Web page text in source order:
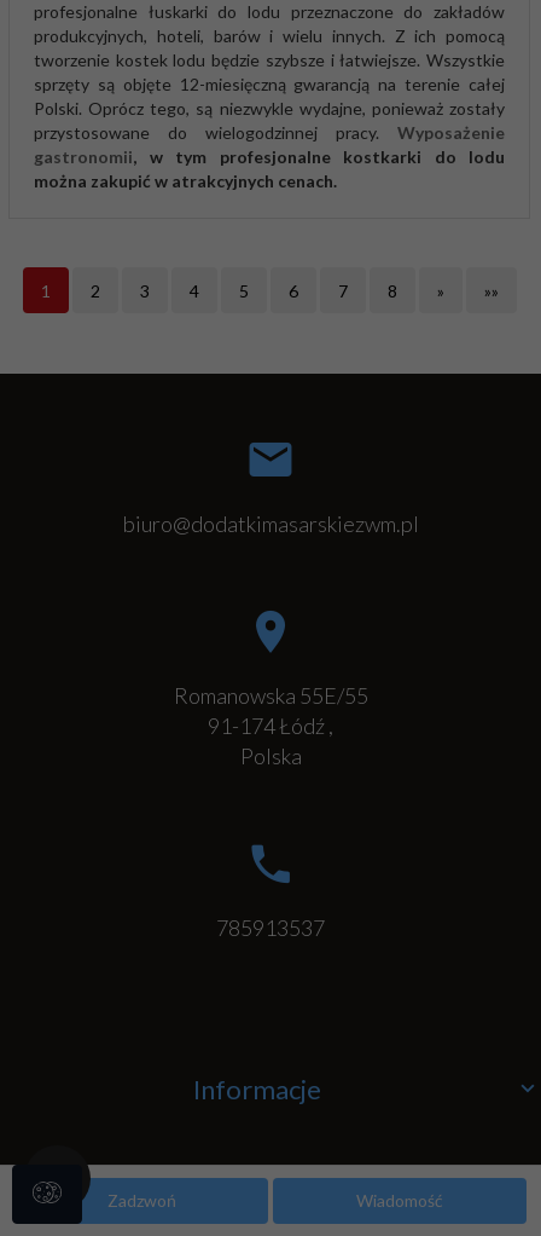
profesjonalne łuskarki do lodu przeznaczone do zakładów
produkcyjnych, hoteli, barów i wielu innych. Z ich pomocą
tworzenie kostek lodu będzie szybsze i łatwiejsze. Wszystkie
sprzęty są objęte 12-miesięczną gwarancją na terenie całej
Polski. Oprócz tego, są niezwykle wydajne, ponieważ zostały
przystosowane do wielogodzinnej pracy. Wyposażenie
gastronomii, w tym profesjonalne kostkarki do lodu
można zakupić w atrakcyjnych cenach.
1 2 3 4 5 6 7 8 » »»
biuro@dodatkimasarskiezwm.pl
Romanowska 55E/55
91-174Łódź,
Polska
785913537
Informacje
Po godzinach
Zadzwoń Wiadomość